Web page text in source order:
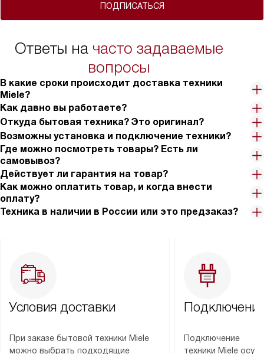
ПОДПИСАТЬСЯ
Ответы на часто задаваемые
вопросы
В какие сроки происходит доставка техники
Miele?
Как давно вы работаете?
Откуда бытовая техника? Это оригинал?
Возможны установка и подключение техники?
Где можно посмотреть товары? Есть ли
самовывоз?
Действует ли гарантия на товар?
Как можно оплатить товар, и когда внести
оплату?
Техника в наличии в России или это предзаказ?
Условия доставки
При заказе бытовой техники Miele
можно выбрать подходящие
Подключение
техники Miele